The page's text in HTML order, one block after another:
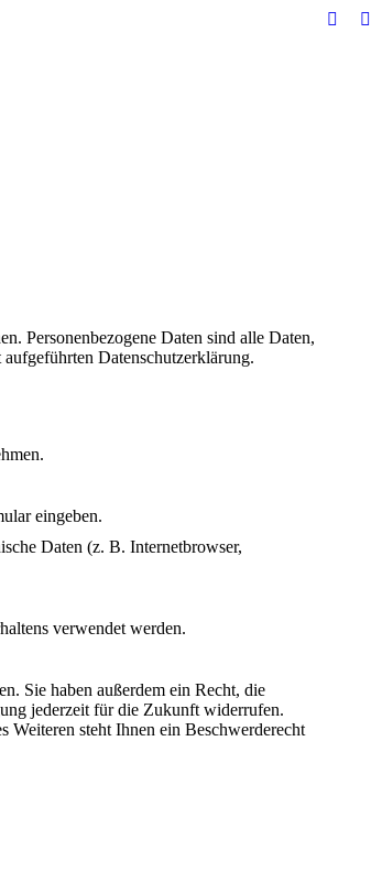
Personenbezogene Daten sind alle Daten,
Datenschutzerklärung.
eingeben.
Daten (z. B. Internetbrowser,
verwendet werden.
Sie haben außerdem ein Recht, die
jederzeit für die Zukunft widerrufen.
Weiteren steht Ihnen ein Beschwerderecht